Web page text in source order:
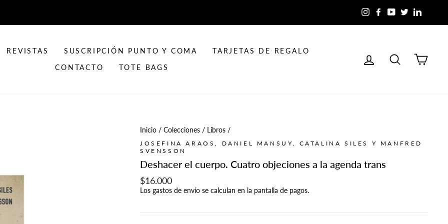
InstagramFacebookYouTube
Twitter
REVISTAS SUSCRIPCIÓN PUNTO Y COMA
TARJETAS DE REGALO
CONTACTO
TOTE BAGS
INGRESAR
BUSCAR
Inicio / Colecciones / Libros /
JOSEFINA ARAOS, DANIEL MANSUY, CATALINA SILES Y MANFRED
SVENSSON
Deshacer el cuerpo. Cuatro objeciones a la agenda trans
Precio
habitual
$16.000
Los gastos de envío se calculan en la pantalla de pagos.